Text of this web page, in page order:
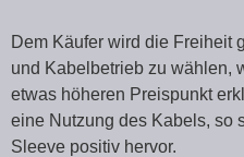
Dem Käufer wird die Freiheit
und Kabelbetrieb zu wählen,
etwas höheren Preispunkt
eine Nutzung des Kabels, so
Sleeve positiv hervor.